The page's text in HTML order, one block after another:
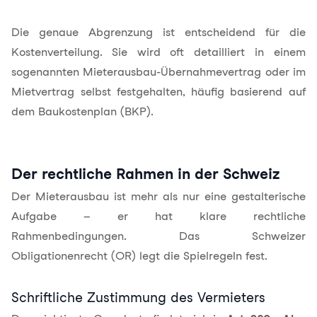
Die genaue Abgrenzung ist entscheidend für die
Kostenverteilung. Sie wird oft detailliert in einem
sogenannten Mieterausbau-Übernahmevertrag oder im
Mietvertrag selbst festgehalten, häufig basierend auf
dem Baukostenplan (BKP).
Der rechtliche Rahmen in der Schweiz
Der Mieterausbau ist mehr als nur eine gestalterische
Aufgabe – er hat klare rechtliche
Rahmenbedingungen. Das Schweizer
Obligationenrecht (OR) legt die Spielregeln fest.
Schriftliche Zustimmung des Vermieters